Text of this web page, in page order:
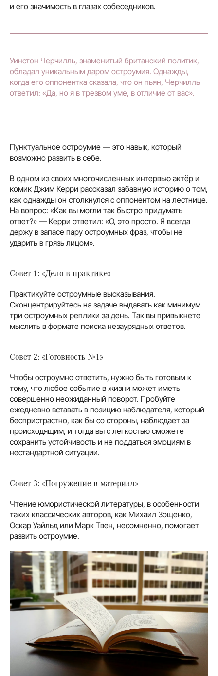
и его значимость в глазах собеседников.
Уинстон Черчилль, знаменитый британский политик,
обладал уникальным даром остроумия. Однажды,
когда его оппонентка сказала, что он пьян, Черчилль
ответил: «Да, но я в трезвом уме, в отличие от вас».
Пунктуальное остроумие — это навык, который
возможно развить в себе.
В одном из своих многочисленных интервью актёр и
комик Джим Керри рассказал забавную историю о том,
как однажды он столкнулся с оппонентом на лестнице.
На вопрос: «Как вы могли так быстро придумать
ответ?» — Керри ответил: «О, это просто. Я всегда
держу в запасе пару остроумных фраз, чтобы не
ударить в грязь лицом».
Совет 1: «Дело в практике»
Практикуйте остроумные высказывания.
Сконцентрируйтесь на задаче выдавать как минимум
три остроумных реплики за день. Так вы привыкнете
мыслить в формате поиска незаурядных ответов.
Совет 2: «Готовность №1»
Чтобы остроумно ответить, нужно быть готовым к
тому, что любое событие в жизни может иметь
совершенно неожиданный поворот. Пробуйте
ежедневно вставать в позицию наблюдателя, который
беспристрастно, как бы со стороны, наблюдает за
происходящим, и тогда вы с легкостью сможете
сохранить устойчивость и не поддаться эмоциям в
нестандартной ситуации.
Совет 3: «Погружение в материал»
Чтение юмористической литературы, в особенности
таких классических авторов, как Михаил Зощенко,
Оскар Уайльд или Марк Твен, несомненно, помогает
развить остроумие.